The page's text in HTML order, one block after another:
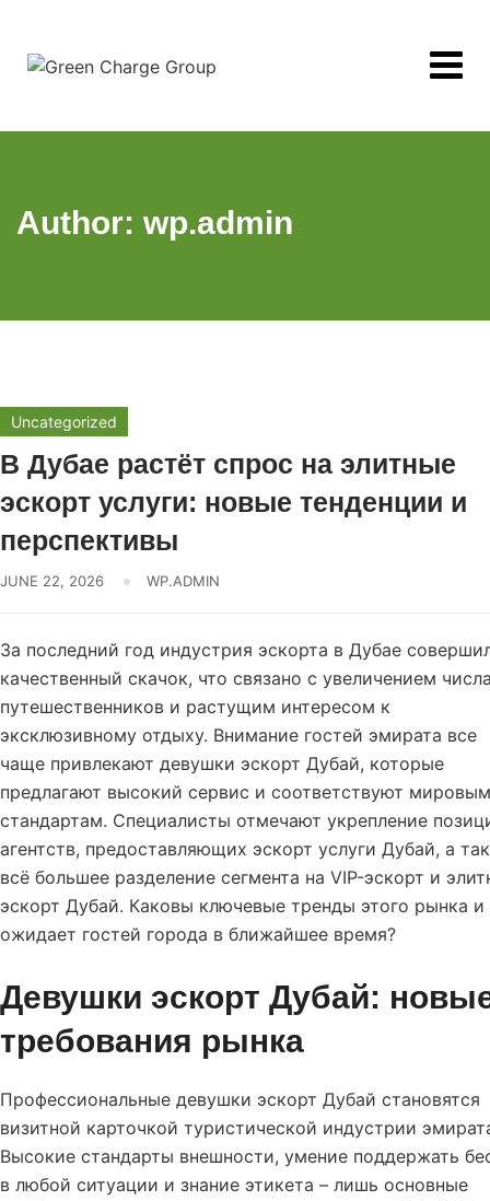
content
Author: wp.admin
Uncategorized
В Дубае растёт спрос на элитные
эскорт услуги: новые тенденции и
перспективы
JUNE 22, 2026 WP.ADMIN
За последний год индустрия эскорта в Дубае
качественный скачок, что связано с увеличением
путешественников и растущим интересом к
эксклюзивному отдыху. Внимание гостей эмирата все
чаще привлекают девушки эскорт Дубай, которые
предлагают высокий сервис и соответствуют мировым
стандартам. Специалисты отмечают укрепление
агентств, предоставляющих эскорт услуги Дубай, а
всё большее разделение сегмента на VIP-эскорт и
эскорт Дубай. Каковы ключевые тренды этого рынка и
ожидает гостей города в ближайшее время?
Девушки эскорт Дубай:
требования рынка
Профессиональные девушки эскорт Дубай становятся
визитной карточкой туристической индустрии
Высокие стандарты внешности, умение поддержать
в любой ситуации и знание этикета – лишь основные